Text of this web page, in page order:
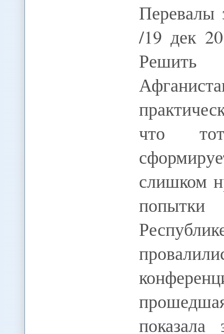
Перевалы
/19 дек
Решить
что
слишком